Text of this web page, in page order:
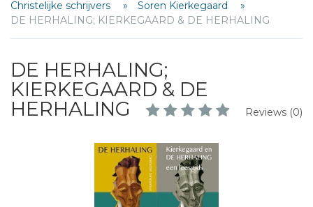
Christelijke schrijvers
Soren Kierkegaard
DE HERHALING; KIERKEGAARD & DE HERHALING
DE HERHALING;
KIERKEGAARD & DE
HERHALING
Reviews (0)
Schrijf hieronder je review!